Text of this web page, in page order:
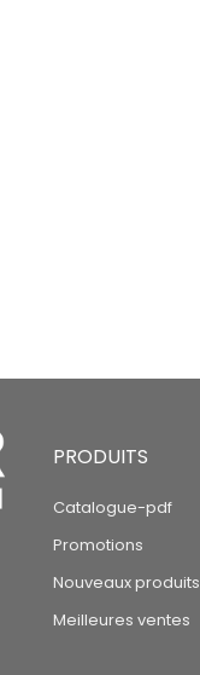
PRODUITS
Catalogue-pdf
Promotions
Nouveaux produits
Meilleures ventes